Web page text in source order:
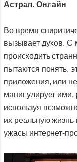
Астрал. Онлайн
Во время
вызывает духов.
происходить
пытаются понять,
приложения, или
манипулирует ими,
используя
их реальную
ужасы интернет-